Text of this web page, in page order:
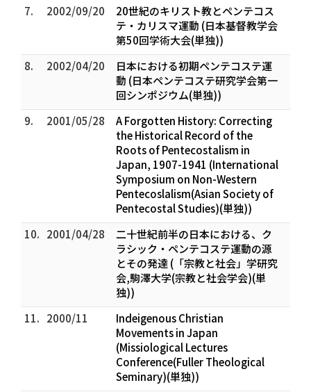
7.
2002/09/20
20世紀のキリスト教とペンテコス
テ・カリスマ運動 (日本基督教学会
第50回学術大会(単独))
8.
2002/04/20
日本における初期ペンテコステ運
動 (日本ペンテコステ研究学会第一
回シンポジウム(単独))
9.
2001/05/28
A Forgotten History: Correcting
the Historical Record of the
Roots of Pentecostalism in
Japan, 1907-1941 (International
Symposium on Non-Western
Pentecoslalism(Asian Society of
Pentecostal Studies)(単独))
10. 2001/04/28
二十世紀前半の日本における、ク
ラシック・ペンテコステ運動の源
とその発達 (「宗教と社会」学研究
会,駒澤大学(宗教と社会学会)(単
独))
11. 2000/11
Indeigenous Christian
Movements in Japan
(Missiological Lectures
Conference(Fuller Theological
Seminary)(単独))